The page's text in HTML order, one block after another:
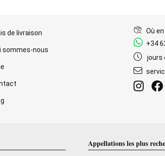
de livraison
sommes-nous
Où
+34
jours
Appellations les plus